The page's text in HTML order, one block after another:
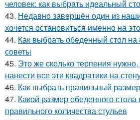
человек: как выбрать идеальный
43. Недавно завершён один из
хочется остановиться именно на
44. Как выбрать обеденный стол
советы
45. Это же сколько терпения нужно,
нанести все эти квадратики на
46. Как выбрать правильный
47. Какой размер обеденного
правильного количества стульев